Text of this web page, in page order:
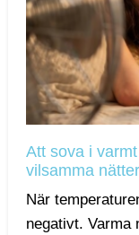
Att sova i
vilsamma nätter
När
negativt. Varma